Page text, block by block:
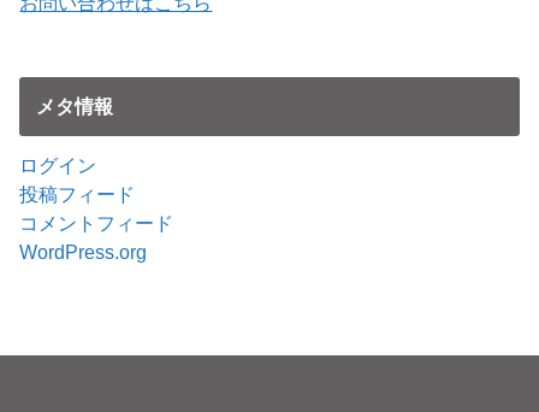
メタ情報
ログイン
投稿フィード
コメントフィード
WordPress.org